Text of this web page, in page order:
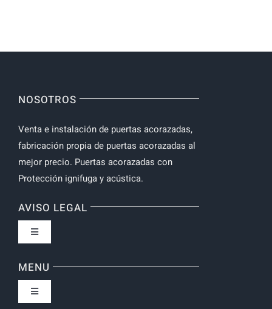
NOSOTROS
Venta e instalación de puertas acorazadas,
fabricación propia de puertas acorazadas al
mejor precio. Puertas acorazadas con
Protección ignifuga y acústica.
AVISO LEGAL
Toggle
Política de privacidad
Condiciones de uso
MENU
Toggle